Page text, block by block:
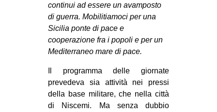
continui ad essere un avamposto
di guerra. Mobilitiamoci per una
Sicilia ponte di pace e
cooperazione fra i popoli e per un
Mediterraneo mare di pace.
Il programma delle giornate
prevedeva sia attività nei pressi
della base militare, che nella città
di Niscemi. Ma senza dubbio